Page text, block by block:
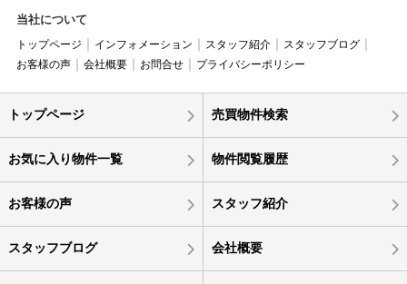
当社について
トップページ インフォメーション スタッフ紹介
スタッフブログ
お客様の声
会社概要 お問合せ プライバシーポリシー
トップページ 売買物件検索
お気に入り物件一覧 物件閲覧履歴
お客様の声 スタッフ紹介
スタッフブログ 会社概要